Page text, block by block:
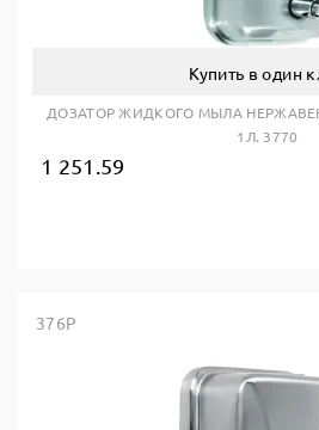
Купить в один
ДОЗАТОР ЖИДКОГО МЫЛА
1Л. 3770
1 251.59
376P